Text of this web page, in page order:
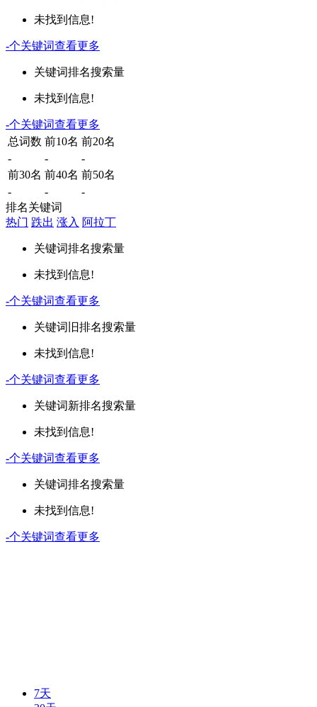
未找到信息!
-个关键词查看更多
关键词排名搜索量
未找到信息!
-个关键词查看更多
总词数 前10名 前20名
-
-
-
前30名 前40名 前50名
-
-
-
排名关键词
热门 跌出 涨入 阿拉丁
关键词排名搜索量
未找到信息!
-个关键词查看更多
关键词 旧排名搜索量
未找到信息!
-个关键词查看更多
关键词新排名搜索量
未找到信息!
-个关键词查看更多
关键词排名搜索量
未找到信息!
-个关键词查看更多
7天